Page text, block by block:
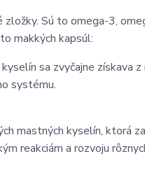
Sú to omega-3,
makkých kapsúl:
sa zvyčajne získava
systému.
mastných kyselín, ktorá
reakciám a rozvoju